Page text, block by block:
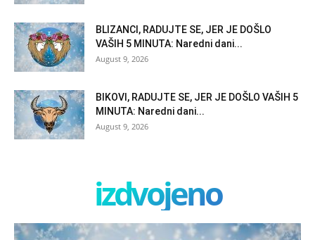
BLIZANCI, RADUJTE SE, JER JE DOŠLO
VAŠIH 5 MINUTA: Naredni dani...
August 9, 2026
BIKOVI, RADUJTE SE, JER JE DOŠLO VAŠIH 5
MINUTA: Naredni dani...
August 9, 2026
izdvojeno